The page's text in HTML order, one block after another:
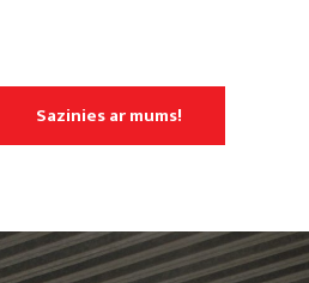
Sazinies ar mums!